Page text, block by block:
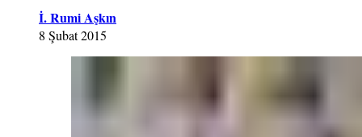
İ. Rumi Aşkın
8 Şubat 2015